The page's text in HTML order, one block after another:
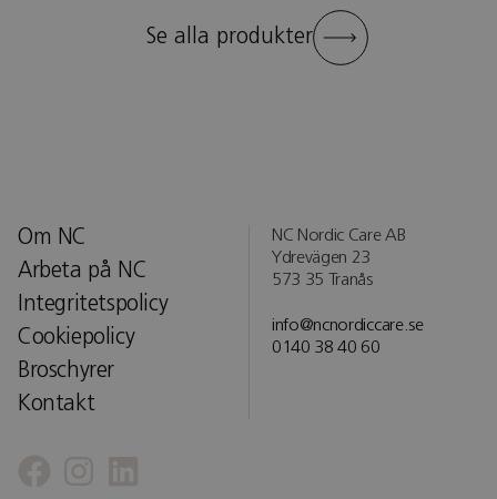
Se alla produkter
Om NC
Arbeta på NC
Integritetspolicy
Cookiepolicy
Broschyrer
Kontakt
NC Nordic Care AB
Ydrevägen 23
573 35 Tranås
info@ncnordiccare.se
0140 38 40 60